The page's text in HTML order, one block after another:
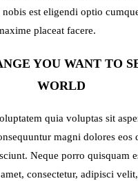
nobis est eligendi optio
placeat facere.
YOU WANT TO
WORLD
quia voluptas sit
magni dolores eos
Neque porro quisquam
consectetur, adipisci